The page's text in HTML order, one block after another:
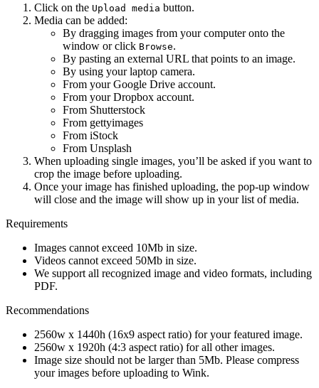
Click on the Upload media button.
Media can be added:
By dragging images from your computer onto the
window or click Browse.
By pasting an external URL that points to an image.
By using your laptop camera.
From your Google Drive account.
From your Dropbox account.
From Shutterstock
From gettyimages
From iStock
From Unsplash
When uploading single images, you’ll be asked if you want to
crop the image before uploading.
Once your image has finished uploading, the pop-up window
will close and the image will show up in your list of media.
Requirements
Images cannot exceed 10Mb in size.
Videos cannot exceed 50Mb in size.
We support all recognized image and video formats, including
PDF.
Recommendations
2560w x 1440h (16x9 aspect ratio) for your featured image.
2560w x 1920h (4:3 aspect ratio) for all other images.
Image size should not be larger than 5Mb. Please compress
your images before uploading to Wink.